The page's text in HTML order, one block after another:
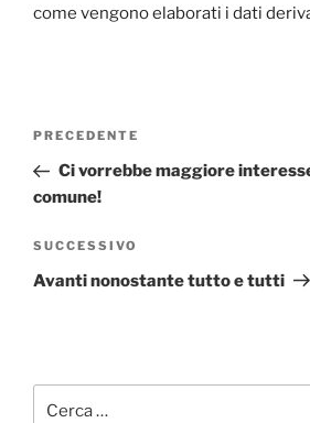
come vengono elaborati i dati
Navigazione
Articolo
precedente:
PRECEDENTE
Ci vorrebbe maggiore
comune!
Articolo
successivo
SUCCESSIVO
Avanti nonostante tutto e tutti